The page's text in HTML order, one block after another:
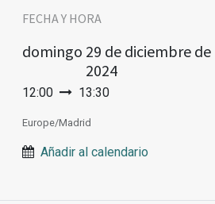
FECHA Y HORA
domingo 29 de diciembre de
2024
12:00 13:30
Europe/Madrid
Añadir al calendario